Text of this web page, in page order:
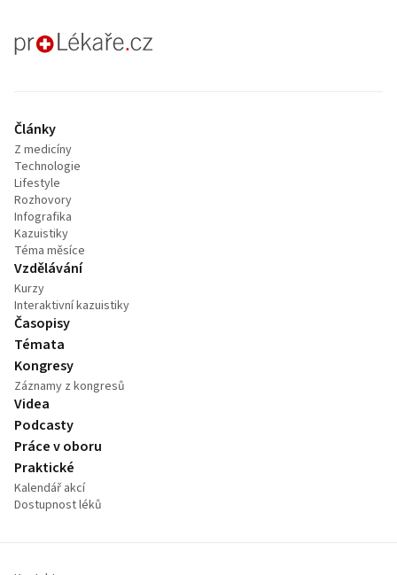
proLékaře.cz
Články
Z medicíny
Technologie
Lifestyle
Rozhovory
Infografika
Kazuistiky
Téma měsíce
Vzdělávání
Kurzy
Interaktivní kazuistiky
Časopisy
Témata
Kongresy
Záznamy z kongresů
Videa
Podcasty
Práce v oboru
Praktické
Kalendář akcí
Dostupnost léků